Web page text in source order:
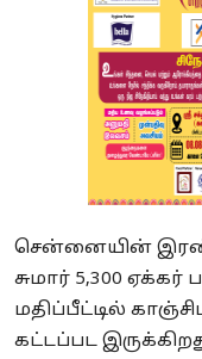
சென்னையின்
சுமார் 5,300 ஏக்கர்
மதிப்பீட்டில்
கட்டப்பட